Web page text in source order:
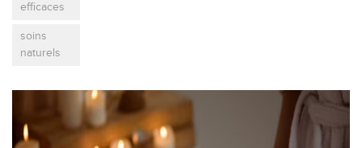
efficaces
soins
naturels